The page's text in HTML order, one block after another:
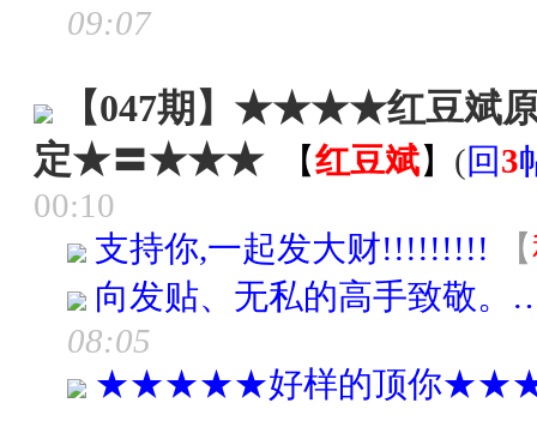
09:07
【047期】★★★★红豆斌
定★〓★★★
【红豆斌】 (回3
00:10
支持你,一起发大财!!!!!!!!!
【
向发贴、无私的高手致敬
08:05
★★★★★好样的顶你